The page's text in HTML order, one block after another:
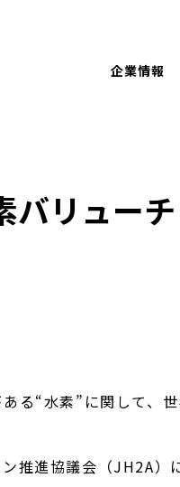
企業情報
バリュー
る“水素”に関して、
推進協議会（JH2A）